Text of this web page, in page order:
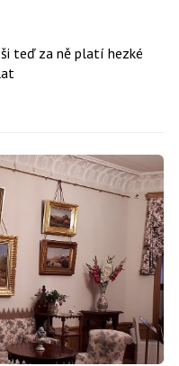
teď za ně platí hezké